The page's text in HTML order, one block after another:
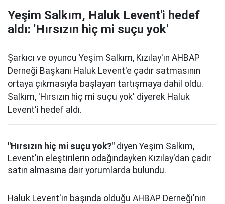
Yeşim Salkım, Haluk Levent'i hedef
aldı: 'Hırsızın hiç mi suçu yok'
Şarkıcı ve oyuncu Yeşim Salkım, Kızılay'ın AHBAP
Derneği Başkanı Haluk Levent'e çadır satmasının
ortaya çıkmasıyla başlayan tartışmaya dahil oldu.
Salkım, 'Hırsızın hiç mi suçu yok' diyerek Haluk
Levent'i hedef aldı.
"Hırsızın hiç mi suçu yok?" diyen Yeşim Salkım,
Levent'in eleştirilerin odağındayken Kızılay'dan çadır
satın almasına dair yorumlarda bulundu.
Haluk Levent'in başında olduğu AHBAP Derneği'nin